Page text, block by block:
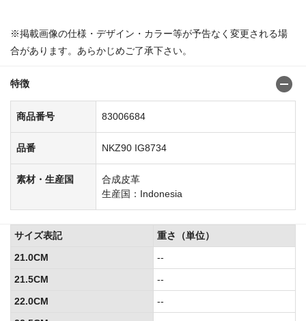
※掲載画像の仕様・デザイン・カラー等が予告なく変更される場
合があります。あらかじめご了承下さい。
特徴
商品番号 83006684
品番 NKZ90 IG8734
素材・生産国
合成皮革
生産国：Indonesia
サイズ表記
重さ（単位）
21.0CM
--
21.5CM
--
22.0CM
--